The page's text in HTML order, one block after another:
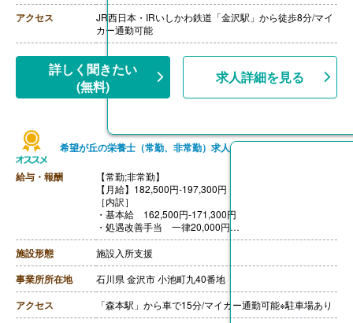
アクセス
JR西日本・IRいしかわ鉄道「金沢駅」から徒歩8分/マイ
カー通勤可能
詳しく聞きたい
(無料)
求人詳細を見る
希望が丘の栄養士（常勤、非常勤）求人
給与・報酬
【常勤;非常勤】
【月給】182,500円-197,300円
［内訳］
・基本給 162,500円-171,300円
・処遇改善手当 一律20,000円
［その他手当］
・早番手当 1,000円/回
【賞与】年2回（正社員4.3ヶ月分、嘱託職員2ヶ月分）※
前年度実績
【通勤手当】あり（上限35,900円/月）
【昇給】あり
【退職金】あり※勤続1年以上
施設形態 施設入所支援
事業所所在地 石川県 金沢市 小池町九40番地
アクセス 「森本駅」から車で15分/マイカー通勤可能※駐車場あり